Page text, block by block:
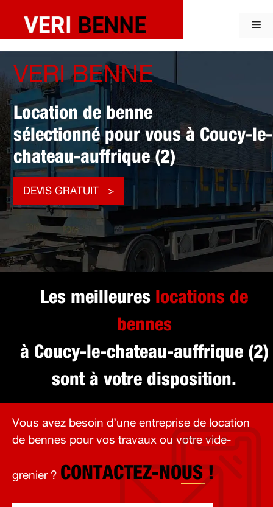
contenu
VERI BENNE
Location de benne
sélectionné pour vous à Coucy-le-
chateau-auffrique (2)
DEVIS GRATUIT
Les meilleures locations de
bennes
à Coucy-le-chateau-auffrique (2)
sont à votre disposition.
Vous avez besoin d’une entreprise de location
de bennes pour vos travaux ou votre vide-
grenier ? CONTACTEZ-NOUS !